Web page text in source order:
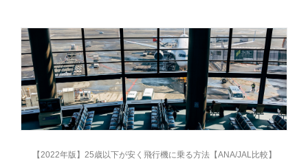
【2022年版】25歳以下が安く飛行機に乗る方法【ANA/JAL比較】